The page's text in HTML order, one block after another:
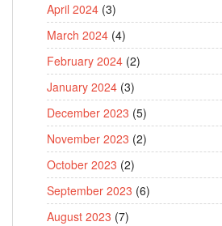
April 2024 (3)
March 2024 (4)
February 2024 (2)
January 2024 (3)
December 2023 (5)
November 2023 (2)
October 2023 (2)
September 2023 (6)
August 2023 (7)